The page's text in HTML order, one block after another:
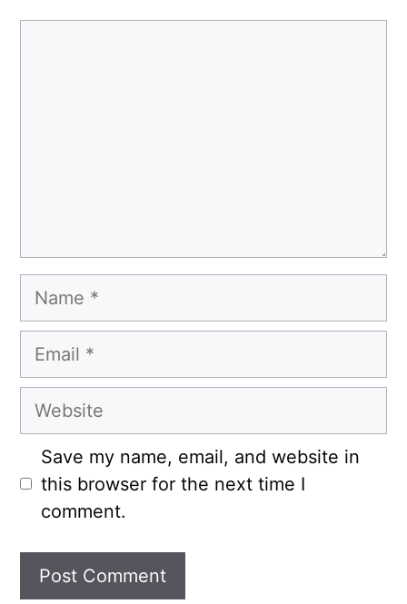
Name
Email
Website
Save my name, email, and website in
this browser for the next time I
comment.